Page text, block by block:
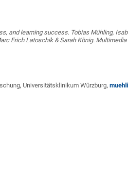
and learning success. Tobias Mühling,
Erich Latoschik & Sarah König.
Universitätsklinikum Würzburg,